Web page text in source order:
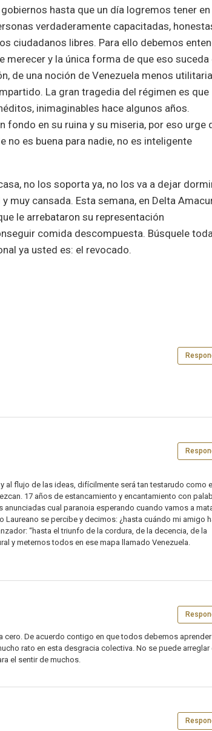
hasta que un día logremos tener en
verdaderamente capacitadas,
ciudadanos libres. Para ello debemos
merecer y la única forma de que eso suceda
de una noción de Venezuela menos
La gran tragedia del régimen es que
inimaginables hace algunos años.
fondo en su ruina y su miseria, por eso urge
no es buena para nadie, no es inteligente
no los soporta ya, no los va a dejar
muy cansada. Esta semana, en Delta
le arrebataron su representación
comida descompuesta. Búsquele
ya usted es: el revocado.
al flujo de las ideas, difícilmente será tan testarudo como
17 años de estancamiento y encantamiento con
cual paranoia esperando cuando vamos a
se percibe y decimos: ¿hasta cuándo mi amigo
“hasta el triunfo de la cordura, de la decencia, de la
y meternos todos en ese mapa llamado Venezuela.
cero. De acuerdo contigo en que todos debemos aprender
rato en esta desgracia colectiva. No se puede arreglar
el sentir de muchos.